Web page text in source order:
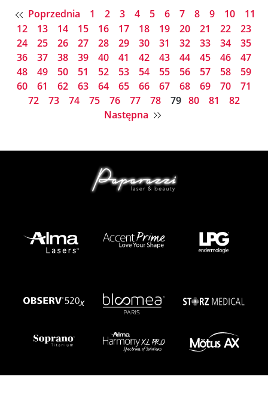
Poprzednia 1 2 3 4 5 6 7 8 9 10
11
12
13 14 15 16 17 18 19 20 21 22
23
24
25 26 27 28 29 30 31 32 33 34
35
36
37 38 39 40 41 42 43 44 45 46
47
48
49 50 51 52 53 54 55 56 57 58
59
60
61 62 63 64 65 66 67 68 69 70
71
72
73 74 75 76 77 78 79 80 81
82
Następna